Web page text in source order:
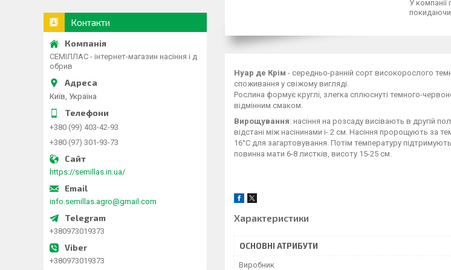
У
покидаючи
Нуар де Крім - середньо-ранній сорт високорослого
споживання у свіжому вигляді.
Рослина формує круглі, злегка сплюснуті темного-
відмінним смаком.
Вирощування: насіння на розсаду висівають в другій
відстані між насінинами і- 2 см. Насіння пророщують за
16°С для загартовування. Потім температуру
повинна мати 6-8 листків, висоту 15-25 см.
Характеристики
ОСНОВНІ АТРИБУТИ
Виробник
Контакти
СЕМІЛЛАС - інтернет-магазин насіння і д
обрив
Київ, Україна
+380 (99) 403-42-93
+380 (97) 301-93-73
https://semillas.in.ua/
info.semillas.agro@gmail.com
+380973019373
+380973019373